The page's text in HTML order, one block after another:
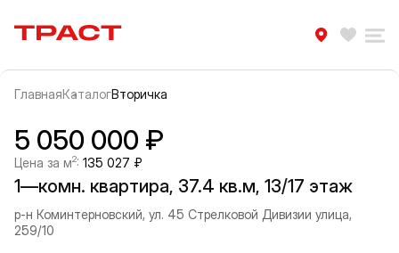
Траст | Служба недвижимости
ГлавнаяКаталогВторичка
Информация об объекте
Галерея
5 050 000 ₽
Цена за м2: 135 027 ₽
1—комн. квартира, 37.4 кв.м, 13/17 этаж
р-н Коминтерновский, ул. 45 Стрелковой Дивизии улица,
259/10